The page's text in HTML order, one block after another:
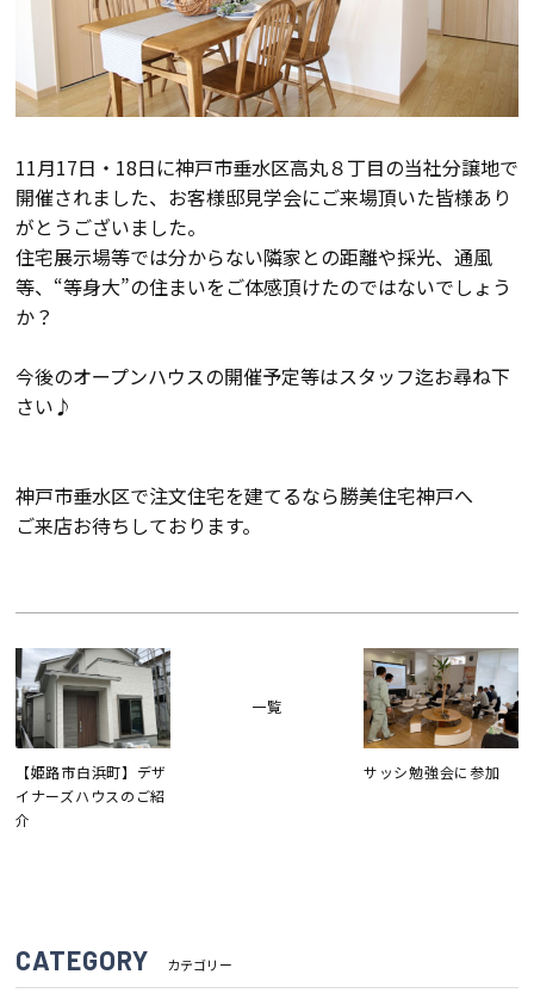
素材とデザイン
耐震性能+制震性能
長期優良住宅
ZEH
イベント・見学会
お客様の声
会社案内
経営理念・
家づくりサポート
11月17日・18日に神戸市垂水区高丸８丁目の当社分譲地で
開催されました、お客様邸見学会にご来場頂いた皆様あり
がとうございました。
住宅展示場等では分からない隣家との距離や採光、通風
等、“等身大”の住まいをご体感頂けたのではないでしょう
か？
今後のオープンハウスの開催予定等はスタッフ迄お尋ね下
さい♪
神戸市垂水区で注文住宅を建てるなら勝美住宅神戸へ
ご来店お待ちしております。
【姫路市白浜町】デザ
イナーズハウスのご紹
介
一覧
サッシ勉強会に参加
CATEGORY カテゴリー